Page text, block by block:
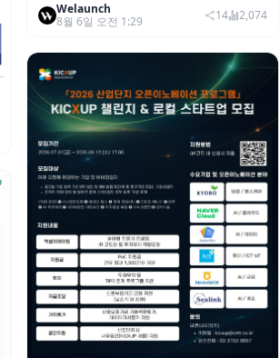
업이익 2770억…역대 분기 최대
Welaunch
8월 6일 오전 1:29
14 2,074